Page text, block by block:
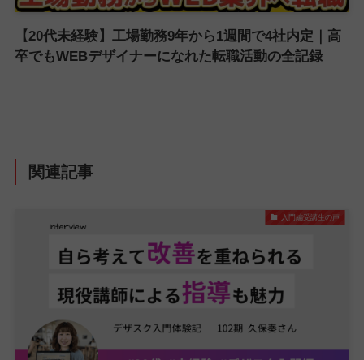
【20代未経験】工場勤務9年から1週間で4社内定｜高
卒でもWEBデザイナーになれた転職活動の全記録
関連記事
入門編受講生の声